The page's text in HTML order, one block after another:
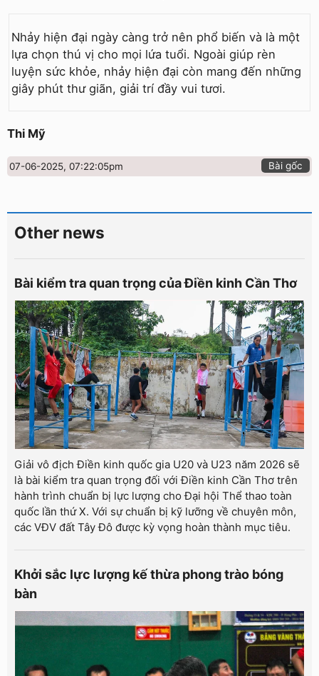
Nhảy hiện đại ngày càng trở nên phổ biến và là một
lựa chọn thú vị cho mọi lứa tuổi. Ngoài giúp rèn
luyện sức khỏe, nhảy hiện đại còn mang đến những
giây phút thư giãn, giải trí đầy vui tươi.
Thi Mỹ
07-06-2025, 07:22:05pm Bài gốc
Other news
Bài kiểm tra quan trọng của Điền kinh Cần Thơ
Giải vô địch Điền kinh quốc gia U20 và U23 năm 2026 sẽ
là bài kiểm tra quan trọng đối với Điền kinh Cần Thơ trên
hành trình chuẩn bị lực lượng cho Đại hội Thể thao toàn
quốc lần thứ X. Với sự chuẩn bị kỹ lưỡng về chuyên môn,
các VĐV đất Tây Đô được kỳ vọng hoàn thành mục tiêu.
Khởi sắc lực lượng kế thừa phong trào bóng
bàn